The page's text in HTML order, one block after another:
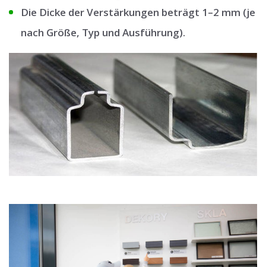
Die Dicke der Verstärkungen beträgt 1–2 mm (je
nach Größe, Typ und Ausführung).